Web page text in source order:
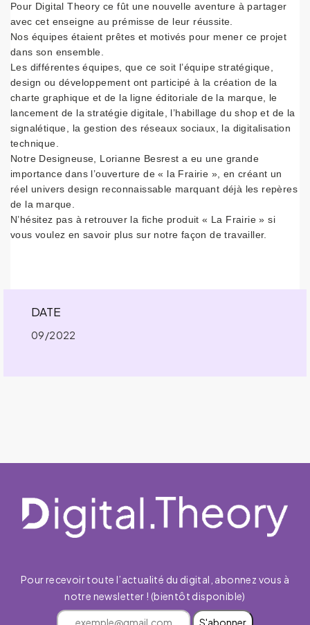
Pour Digital Theory ce fût une nouvelle aventure à partager
avec cet enseigne au prémisse de leur réussite.
Nos équipes étaient prêtes et motivés pour mener ce projet
dans son ensemble.
Les différentes équipes, que ce soit l’équipe stratégique,
design ou développement ont participé à la création de la
charte graphique et de la ligne éditoriale de la marque, le
lancement de la stratégie digitale, l’habillage du shop et de la
signalétique, la gestion des réseaux sociaux, la digitalisation
technique.
Notre Designeuse, Lorianne Besrest a eu une grande
importance dans l’ouverture de « la Frairie », en créant un
réel univers design reconnaissable marquant déjà les repères
de la marque.
N’hésitez pas à retrouver la fiche produit « La Frairie » si
vous voulez en savoir plus sur notre façon de travailler.
DATE
09/2022
Pour recevoir toute l’actualité du digital, abonnez vous à
notre newsletter ! (bientôt disponible)
S'abonner